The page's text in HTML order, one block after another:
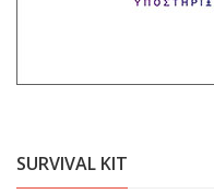
SURVIVAL KIT